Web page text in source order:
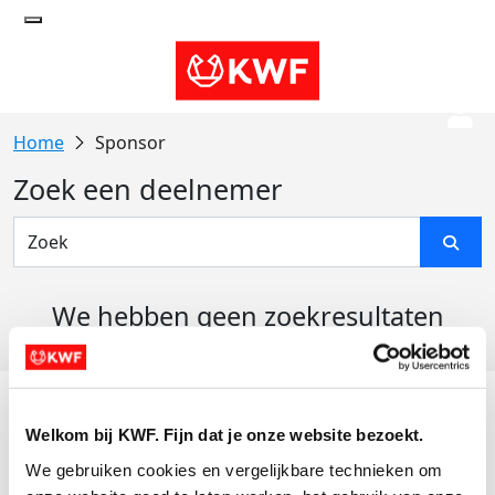
Welkom bij KWF. Fijn dat je onze website bezoekt.
We gebruiken cookies en vergelijkbare technieken om
Sponsor
Zoek een deelnemer
We hebben geen zoekresultaten
Actiematerialen
Evenementen